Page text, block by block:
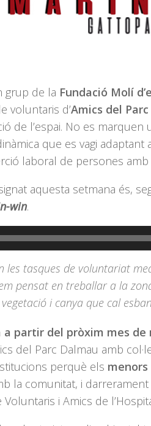
grup de la Fundació Molí
voluntaris d’Amics del
de l’espai. No es
que es vagi
laboral de persones
aquesta setmana és,
win.
les tasques de voluntariat
pensat en treballar a la
i canya que cal
a partir del pròxim mes
del Parc Dalmau amb
perquè els
la comunitat, i
Voluntaris i Amics de